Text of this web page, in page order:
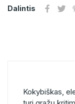
Dalintis
Kokybiškas,